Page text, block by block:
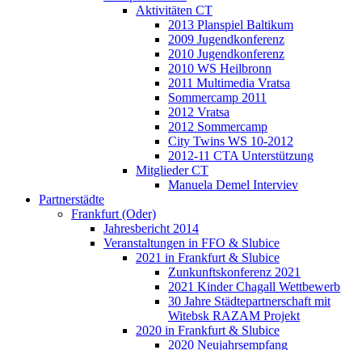
Aktivitäten CT
2013 Planspiel Baltikum
2009 Jugendkonferenz
2010 Jugendkonferenz
2010 WS Heilbronn
2011 Multimedia Vratsa
Sommercamp 2011
2012 Vratsa
2012 Sommercamp
City Twins WS 10-2012
2012-11 CTA Unterstützung
Mitglieder CT
Manuela Demel Interviev
Partnerstädte
Frankfurt (Oder)
Jahresbericht 2014
Veranstaltungen in FFO & Slubice
2021 in Frankfurt & Slubice
Zunkunftskonferenz 2021
2021 Kinder Chagall Wettbewerb
30 Jahre Städtepartnerschaft mit
Witebsk RAZAM Projekt
2020 in Frankfurt & Slubice
2020 Neujahrsempfang